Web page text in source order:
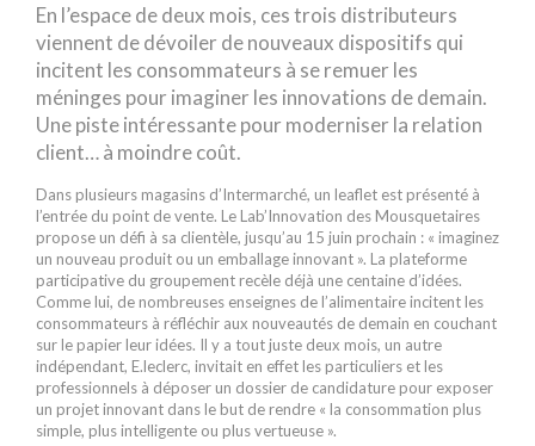
En l’espace de deux mois, ces trois distributeurs
viennent de dévoiler de nouveaux dispositifs qui
incitent les consommateurs à se remuer les
méninges pour imaginer les innovations de demain.
Une piste intéressante pour moderniser la relation
client… à moindre coût.
Dans plusieurs magasins d’Intermarché, un leaflet est présenté à
l’entrée du point de vente. Le Lab’Innovation des Mousquetaires
propose un défi à sa clientèle, jusqu’au 15 juin prochain : « imaginez
un nouveau produit ou un emballage innovant ». La plateforme
participative du groupement recèle déjà une centaine d’idées.
Comme lui, de nombreuses enseignes de l’alimentaire incitent les
consommateurs à réfléchir aux nouveautés de demain en couchant
sur le papier leur idées. Il y a tout juste deux mois, un autre
indépendant, E.leclerc, invitait en effet les particuliers et les
professionnels à déposer un dossier de candidature pour exposer
un projet innovant dans le but de rendre « la consommation plus
simple, plus intelligente ou plus vertueuse ».